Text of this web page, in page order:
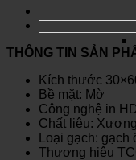
THÔNG TIN SẢN
Kích thước
Bề mặt: Mờ
Công nghệ in
Chất liệu:
Loại gạch:
Thương hiệu